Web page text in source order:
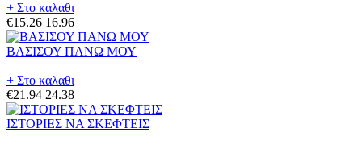
+ Στο καλαθι
€15.26 16.96
ΒΑΣΙΣΟΥ ΠΑΝΩ ΜΟΥ
+ Στο καλαθι
€21.94 24.38
ΙΣΤΟΡΙΕΣ ΝΑ ΣΚΕΦΤΕΙΣ